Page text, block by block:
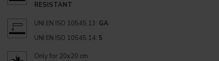
RESISTANT
UNI EN ISO 10545.13: GA
UNI EN ISO 10545.14: 5
Only for 20x20 cm